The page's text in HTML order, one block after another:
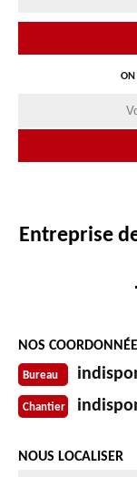
ON
Entreprise
NOS
Bureau
Chantier
NOUS LOCALISER